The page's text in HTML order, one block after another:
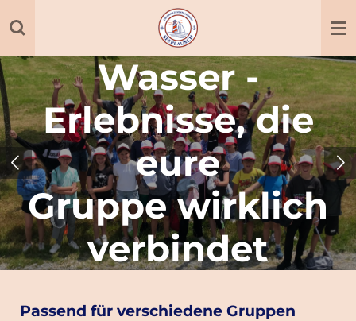
Hauptinhalt
Wasser -
Erlebnisse, die
eure
Gruppe wirklich
verbindet
Passend für verschiedene Gruppen